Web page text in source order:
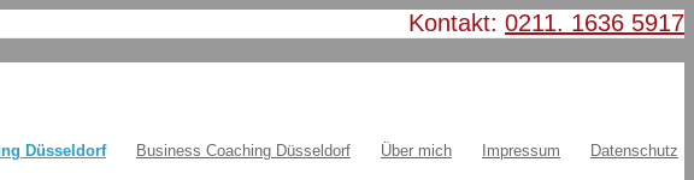
Kontakt: 0211. 1636 5917
Düsseldorf Business Coaching Düsseldorf Über mich Impressum Datenschutz